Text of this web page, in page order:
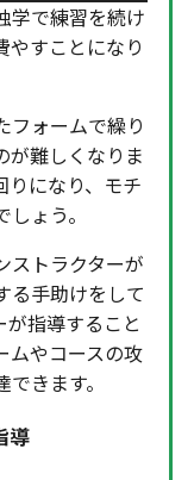
学で練習を続け
やすことになり
フォームで繰り
が難しくなりま
りになり、モチ
ょう。
ストラクターが
る手助けをして
が指導すること
ムやコースの攻
きます。
導